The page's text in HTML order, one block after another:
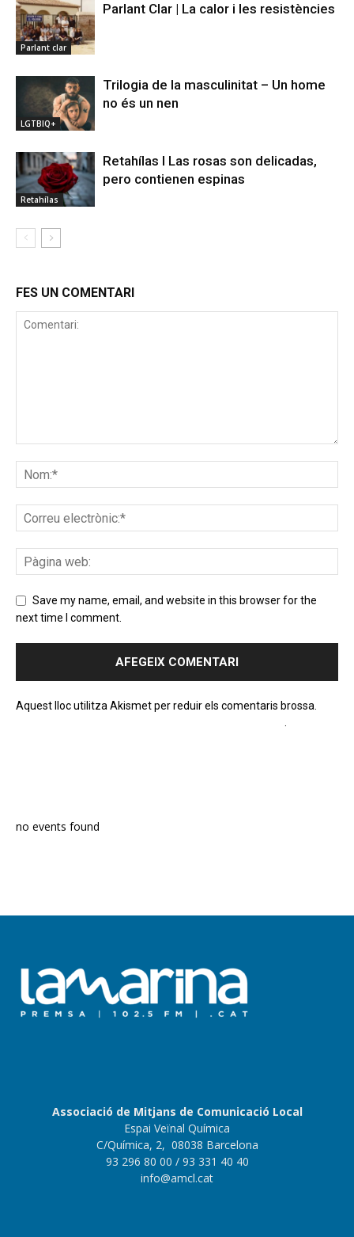
Parlant clar
Parlant Clar | La calor i les resistències
LGTBIQ+
Trilogia de la masculinitat – Un home
no és un nen
Retahílas
Retahílas l Las rosas son delicadas,
pero contienen espinas
FES UN COMENTARI
Save my name, email, and website in this browser for the
next time I comment.
Aquest lloc utilitza Akismet per reduir els comentaris brossa.
no events found
Associació de Mitjans de Comunicació Local
Espai Veïnal Química
C/Química, 2, 08038 Barcelona
93 296 80 00 / 93 331 40 40
info@amcl.cat